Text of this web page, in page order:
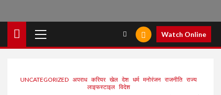
Menu
Watch Online
UNCATEGORIZED अपराध करियर खेल देश धर्म मनोरंजन राजनीति राज्य
लाइफस्टाइल विदेश